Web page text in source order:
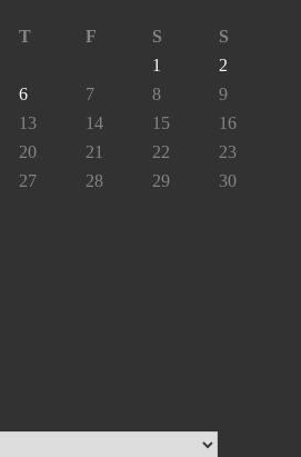
T F S
S
1
2
6 7 8
9
13 14 15
16
20 21 22
23
27 28 29
30